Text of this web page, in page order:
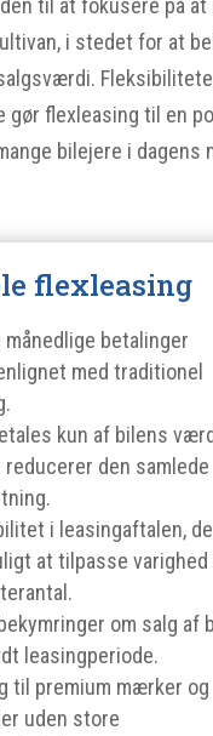
til at fokusere på at
i stedet for at
gør flexleasing til en
bilejere i dagens
flexleasing
månedlige betalinger
med traditionel
kun af bilens
reducerer den samlede
i leasingaftalen,
at tilpasse varighed
om salg af
leasingperiode.
til premium mærker og
uden store